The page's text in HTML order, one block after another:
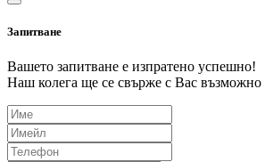
Запитване
Вашето запитване е изпратено успешно!
Наш колега ще се свърже с Вас възможно